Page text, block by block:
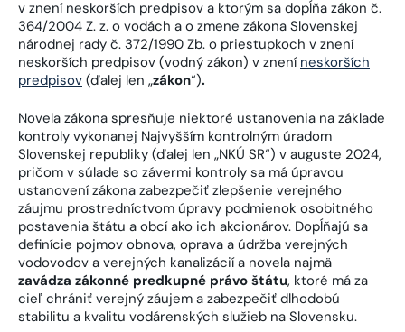
v znení neskorších predpisov a ktorým sa dopĺňa zákon č.
364/2004 Z. z. o vodách a o zmene zákona Slovenskej
národnej rady č. 372/1990 Zb. o priestupkoch v znení
neskorších predpisov (vodný zákon) v znení neskorších
predpisov (ďalej len „zákon“).
Novela zákona spresňuje niektoré ustanovenia na základe
kontroly vykonanej Najvyšším kontrolným úradom
Slovenskej republiky (ďalej len „NKÚ SR“) v auguste 2024,
pričom v súlade so závermi kontroly sa má úpravou
ustanovení zákona zabezpečiť zlepšenie verejného
záujmu prostredníctvom úpravy podmienok osobitného
postavenia štátu a obcí ako ich akcionárov. Dopĺňajú sa
definície pojmov obnova, oprava a údržba verejných
vodovodov a verejných kanalizácií a novela najmä
zavádza zákonné predkupné právo štátu, ktoré má za
cieľ chrániť verejný záujem a zabezpečiť dlhodobú
stabilitu a kvalitu vodárenských služieb na Slovensku.